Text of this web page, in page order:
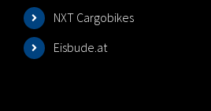
NXT Cargobikes
Eisbude.at